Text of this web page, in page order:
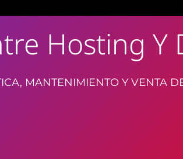
Hosting Y
MANTENIMIENTO Y VENTA